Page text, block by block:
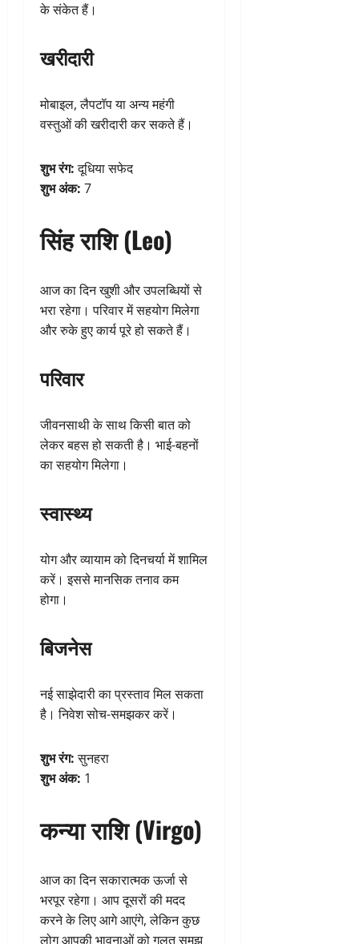
के संकेत हैं।
खरीदारी
मोबाइल, लैपटॉप या अन्य महंगी
वस्तुओं की खरीदारी कर सकते हैं।
शुभ रंग:दूधिया सफेद
शुभ अंक: 7
सिंह राशि (Leo)
आज का दिन खुशी और उपलब्धियों से
भरा रहेगा। परिवार में सहयोग मिलेगा
और रुके हुए कार्य पूरे हो सकते हैं।
परिवार
जीवनसाथी के साथ किसी बात को
लेकर बहस हो सकती है। भाई-बहनों
का सहयोग मिलेगा।
स्वास्थ्य
योग और व्यायाम को दिनचर्या में शामिल
करें। इससे मानसिक तनाव कम
होगा।
बिजनेस
नई साझेदारी का प्रस्ताव मिल सकता
है। निवेश सोच-समझकर करें।
शुभ रंग:सुनहरा
शुभ अंक: 1
कन्या राशि (Virgo)
आज का दिन सकारात्मक ऊर्जा से
भरपूर रहेगा। आप दूसरों की मदद
करने के लिए आगे आएंगे, लेकिन कुछ
लोग आपकी भावनाओं को गलत समझ